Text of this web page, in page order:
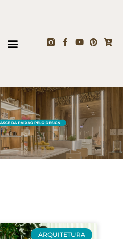
ARQUITETURA